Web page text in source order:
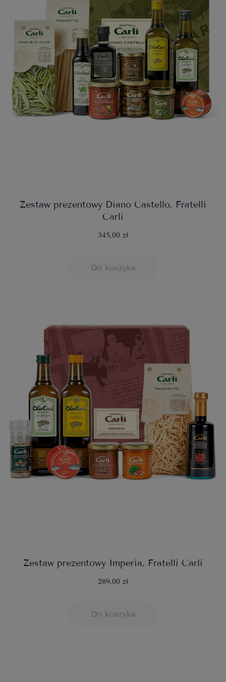
Zestaw prezentowy Diano Castello, Fratelli
Carli
345,00 zł
Do koszyka
Zestaw prezentowy Imperia, Fratelli Carli
289,00 zł
Do koszyka